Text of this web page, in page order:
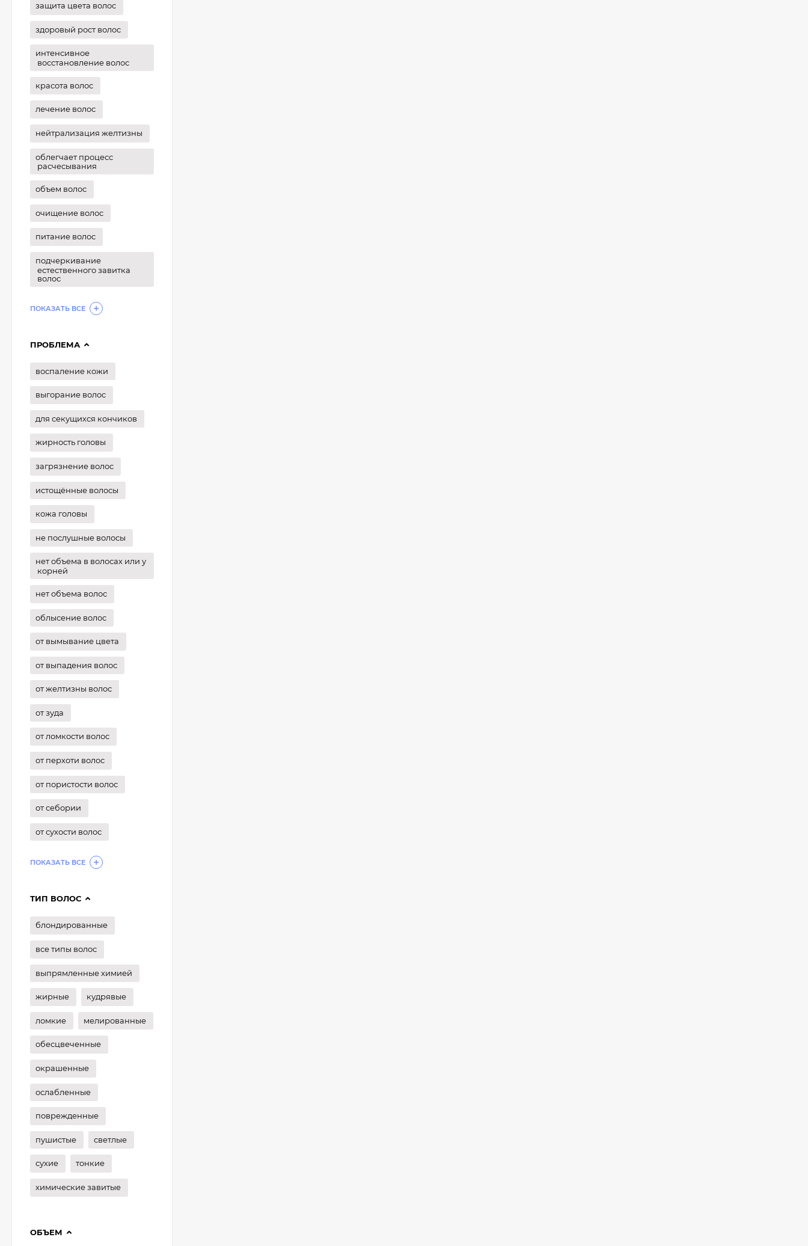
защита цвета волос
здоровый рост волос
интенсивное
восстановление волос
красота волос
лечение волос
нейтрализация желтизны
облегчает процесс
расчесывания
объем волос
очищение волос
питание волос
подчеркивание
естественного завитка
волос
ПОКАЗАТЬ ВСЕ
ПРОБЛЕМА
воспаление кожи
выгорание волос
для секущихся кончиков
жирность головы
загрязнение волос
истощённые волосы
кожа головы
не послушные волосы
нет объема в волосах или у
корней
нет объема волос
облысение волос
от вымывание цвета
от выпадения волос
от желтизны волос
от зуда
от ломкости волос
от перхоти волос
от пористости волос
от себории
от сухости волос
ПОКАЗАТЬ ВСЕ
ТИП ВОЛОС
блондированные
все типы волос
выпрямленные химией
жирные кудрявые
ломкие мелированные
обесцвеченные
окрашенные
ослабленные
поврежденные
пушистые светлые
сухие тонкие
химические завитые
ОБЪЕМ